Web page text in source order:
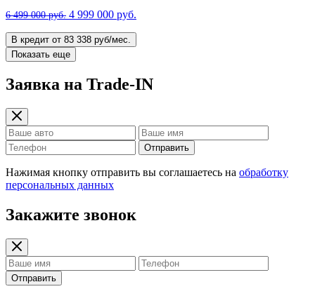
6 499 000 руб. 4 999 000 руб.
В кредит от 83 338 руб/мес.
Показать еще
Заявка на Trade-IN
Отправить
Нажимая кнопку отправить вы соглашаетесь на обработку
персональных данных
Закажите звонок
Отправить